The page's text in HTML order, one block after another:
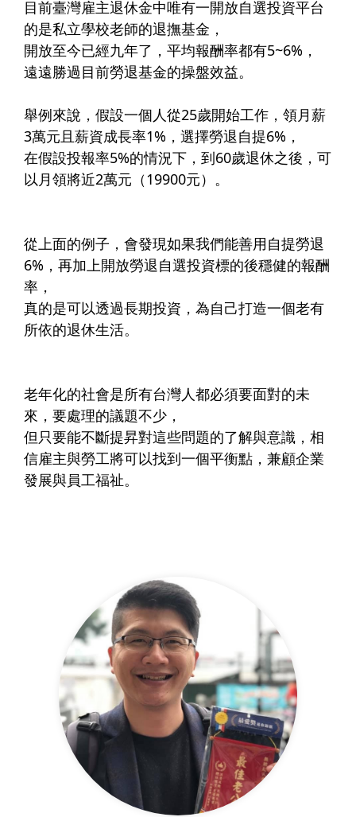
目前臺灣雇主退休金中唯有一開放自選投資平台
的是私立學校老師的退撫基金，​
開放至今已經九年了，平均報酬率都有5~6%，​
遠遠勝過目前勞退基金的操盤效益。​
舉例來說，假設一個人從25歲開始工作，領月薪
3萬元且薪資成長率1%，選擇勞退自提6%，
在假設投報率5%的情況下，到60歲退休之後，可
以月領將近2萬元（19900元）。​
從上面的例子，會發現如果我們能善用自提勞退
6%，再加上開放勞退自選投資標的後穩健的報酬
率，
真的是可以透過長期投資，為自己打造一個老有
所依的退休生活。​
老年化的社會是所有台灣人都必須要面對的未
來，要處理的議題不少，
但只要能不斷提昇對這些問題的了解與意識，相
信雇主與勞工將可以找到一個平衡點，兼顧企業
發展與員工福祉。​